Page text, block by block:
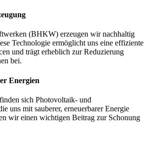
(BHKW) erzeugen wir nachhaltig
Technologie ermöglicht uns eine effiziente
und trägt erheblich zur Reduzierung
bei.
Energien
sich Photovoltaik- und
uns mit sauberer, erneuerbarer Energie
wir einen wichtigen Beitrag zur Schonung